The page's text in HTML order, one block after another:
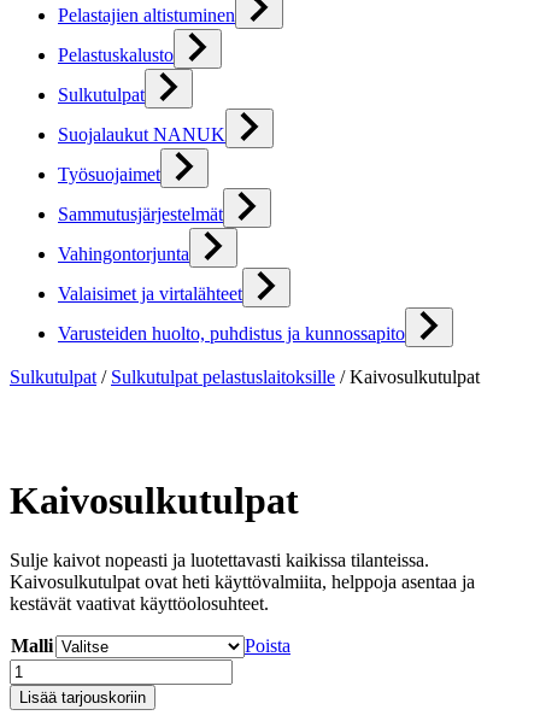
Pelastajien altistuminen
Pelastuskalusto
Sulkutulpat
Suojalaukut NANUK
Työsuojaimet
Sammutusjärjestelmät
Vahingontorjunta
Valaisimet ja virtalähteet
Varusteiden huolto, puhdistus ja kunnossapito
Sulkutulpat / Sulkutulpat pelastuslaitoksille /Kaivosulkutulpat
Kaivosulkutulpat
Sulje kaivot nopeasti ja luotettavasti kaikissa tilanteissa.
Kaivosulkutulpat ovat heti käyttövalmiita, helppoja asentaa ja
kestävät vaativat käyttöolosuhteet.
Malli
Poista
Kaivosulkutulpat
määrä
Lisää tarjouskoriin